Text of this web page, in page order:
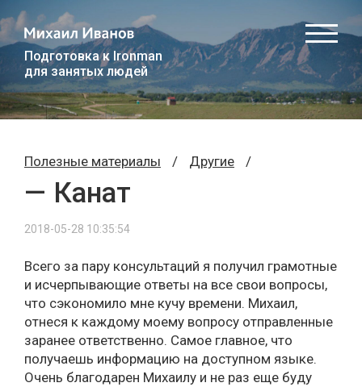
Подготовка к Ironman
для занятых людей
Полезные материалы / Другие /
— Канат
2018-05-28 10:35:54
Всего за пару консультаций я получил грамотные
и исчерпывающие ответы на все свои вопросы,
что сэкономило мне кучу времени. Михаил,
отнеся к каждому моему вопросу отправленные
заранее ответственно. Самое главное, что
получаешь информацию на доступном языке.
Очень благодарен Михаилу и не раз еще буду